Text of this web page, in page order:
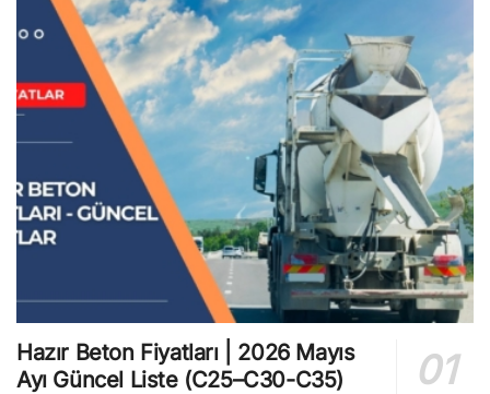
Hazır Beton Fiyatları | 2026 Mayıs
Ayı Güncel Liste (C25–C30-C35)